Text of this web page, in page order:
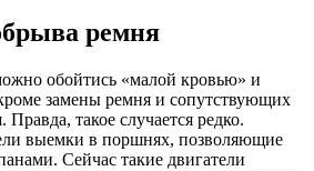
ремня
обойтись «малой кровью» и
замены ремня и сопутствующих
Правда, такое случается редко.
выемки в поршнях, позволяющие
Сейчас такие двигатели